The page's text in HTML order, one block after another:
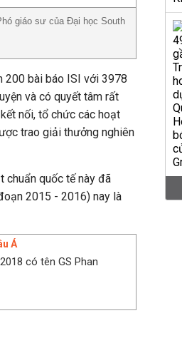
giáo sư của Đại học South
200 bài báo ISI với 3978
và có quyết tâm rất
nối, tổ chức các hoạt
trao giải thưởng nghiên
chuẩn quốc tế này đã
2015 - 2016) nay là
Á
có tên GS Phan